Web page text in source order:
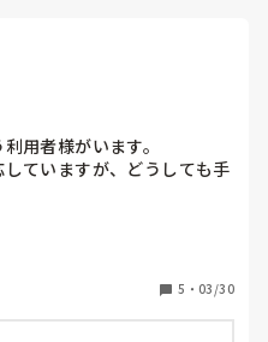
？それにあなたがしている
は身体拘束。壁とベット
ナノでは？と言われ副主任
が明日出勤だから聞いて見
てと言われたら戻したほう
俺が責任持ちます。とりあ
勤前に詳しい人に内線で話
いい部屋を見に行くと「こ
。でもこれは起き上がれる
隙間数cmだけどアウトで
聞かれ経緯などを話すと「そ
思も確認し挟まないように外
用者様がいます。
ていますが、どうしても手
りますか？
5 ・ 03/30